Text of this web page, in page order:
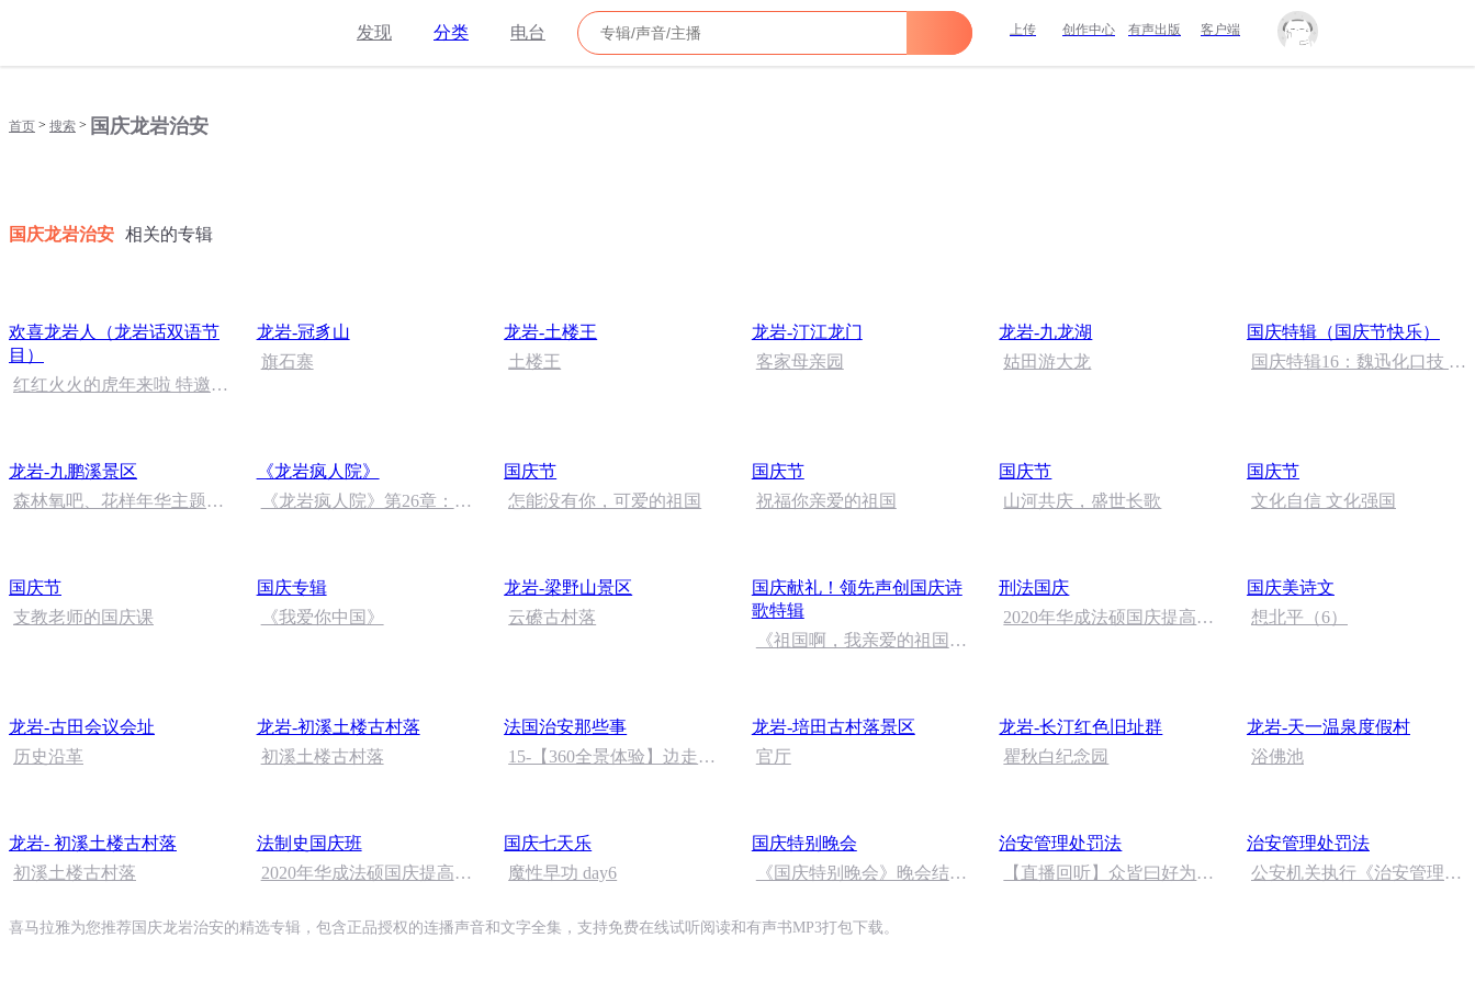
发现 分类 电台 上传 创作中心 有声出版 客户端
首页 > 搜索 > 国庆龙岩治安
国庆龙岩治安 相关的专辑
欢喜龙岩人（龙岩话双语节
目）
红红火火的虎年来啦 特邀嘉
龙岩-冠豸山
旗石寨
龙岩-土楼王
土楼王
龙岩-汀江龙门
客家母亲园
龙岩-九龙湖
姑田游大龙
国庆特辑（国庆节快乐）
国庆特辑16：魏迅化口技 二
龙岩-九鹏溪景区
森林氧吧、花样年华主题木
《龙岩疯人院》
《龙岩疯人院》第26章：崩
国庆节
怎能没有你，可爱的祖国
国庆节
祝福你亲爱的祖国
国庆节
山河共庆，盛世长歌
国庆节
文化自信 文化强国
国庆节
支教老师的国庆课
国庆专辑
《我爱你中国》
龙岩-梁野山景区
云礤古村落
国庆献礼！领先声创国庆诗
歌特辑
《祖国啊，我亲爱的祖国》
刑法国庆
2020年华成法硕国庆提高班
国庆美诗文
想北平（6）
龙岩-古田会议会址
历史沿革
龙岩-初溪土楼古村落
初溪土楼古村落
法国治安那些事
15-【360全景体验】边走边
龙岩-培田古村落景区
官厅
龙岩-长汀红色旧址群
瞿秋白纪念园
龙岩-天一温泉度假村
浴佛池
龙岩- 初溪土楼古村落
初溪土楼古村落
法制史国庆班
2020年华成法硕国庆提高班
国庆七天乐
魔性早功 day6
国庆特别晚会
《国庆特别晚会》晚会结尾
治安管理处罚法
【直播回听】众皆曰好为什
治安管理处罚法
公安机关执行《治安管理处
喜马拉雅为您推荐国庆龙岩治安的精选专辑，包含正品授权的连播声音和文字全集，支持免费在线试听阅读和有声书MP3打包下载。